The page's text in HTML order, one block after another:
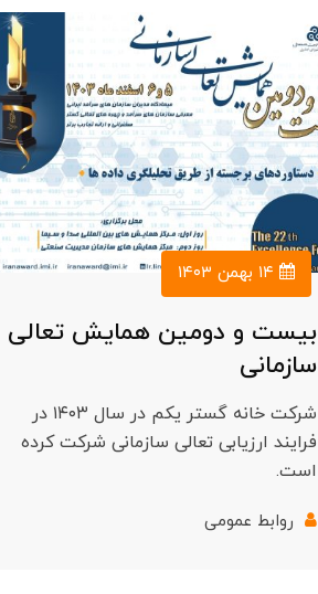
بیست و دومین همایش تعالی
سازمانی
شرکت خانه گستر یکم در سال ۱۴۰۳ در
فرایند ارزیابی تعالی سازمانی شرکت کرده
است.
روابط عمومی